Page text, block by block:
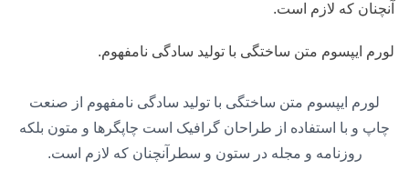
آنچنان که لازم است.
لورم ایپسوم متن ساختگی با تولید سادگی نامفهوم.
لورم ایپسوم متن ساختگی با تولید سادگی نامفهوم از صنعت
چاپ و با استفاده از طراحان گرافیک است چاپگرها و متون بلکه
روزنامه و مجله در ستون و سطرآنچنان که لازم است.